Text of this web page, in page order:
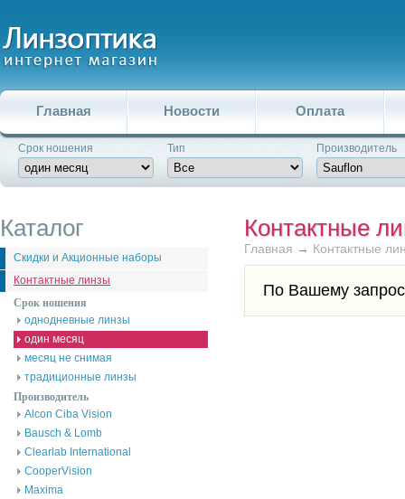
Главная Новости Оплата
Срок ношения Тип Производитель
Каталог
Скидки и Акционные наборы
Контактные линзы
Срок ношения
однодневные линзы
один месяц
месяц не снимая
традиционные линзы
Производитель
Alcon Ciba Vision
Bausch & Lomb
Clearlab International
CooperVision
Maxima
Контактные
Главная → Контактные
По Вашему